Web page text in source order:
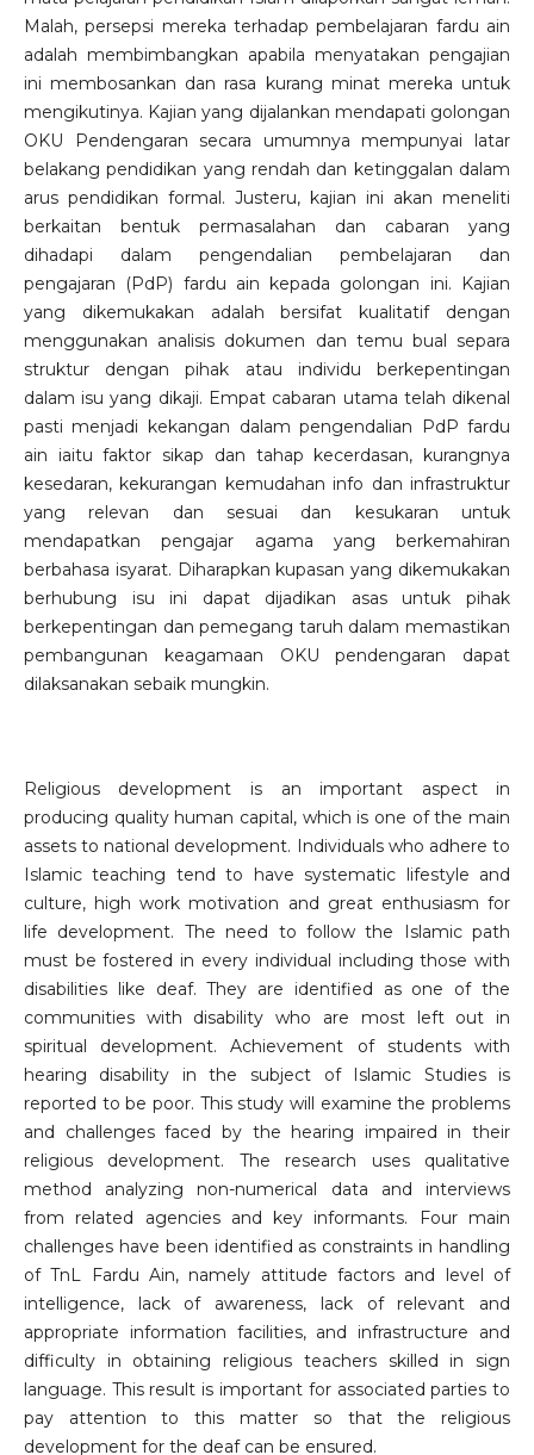
Malah, persepsi mereka terhadap pembelajaran fardu ain
adalah membimbangkan apabila menyatakan pengajian
ini membosankan dan rasa kurang minat mereka untuk
mengikutinya. Kajian yang dijalankan mendapati golongan
OKU Pendengaran secara umumnya mempunyai latar
belakang pendidikan yang rendah dan ketinggalan dalam
arus pendidikan formal. Justeru, kajian ini akan meneliti
berkaitan bentuk permasalahan dan cabaran yang
dihadapi dalam pengendalian pembelajaran dan
pengajaran (PdP) fardu ain kepada golongan ini. Kajian
yang dikemukakan adalah bersifat kualitatif dengan
menggunakan analisis dokumen dan temu bual separa
struktur dengan pihak atau individu berkepentingan
dalam isu yang dikaji. Empat cabaran utama telah dikenal
pasti menjadi kekangan dalam pengendalian PdP fardu
ain iaitu faktor sikap dan tahap kecerdasan, kurangnya
kesedaran, kekurangan kemudahan info dan infrastruktur
yang relevan dan sesuai dan kesukaran untuk
mendapatkan pengajar agama yang berkemahiran
berbahasa isyarat. Diharapkan kupasan yang dikemukakan
berhubung isu ini dapat dijadikan asas untuk pihak
berkepentingan dan pemegang taruh dalam memastikan
pembangunan keagamaan OKU pendengaran dapat
dilaksanakan sebaik mungkin.
Religious development is an important aspect in
producing quality human capital, which is one of the main
assets to national development. Individuals who adhere to
Islamic teaching tend to have systematic lifestyle and
culture, high work motivation and great enthusiasm for
life development. The need to follow the Islamic path
must be fostered in every individual including those with
disabilities like deaf. They are identified as one of the
communities with disability who are most left out in
spiritual development. Achievement of students with
hearing disability in the subject of Islamic Studies is
reported to be poor. This study will examine the problems
and challenges faced by the hearing impaired in their
religious development. The research uses qualitative
method analyzing non-numerical data and interviews
from related agencies and key informants. Four main
challenges have been identified as constraints in handling
of TnL Fardu Ain, namely attitude factors and level of
intelligence, lack of awareness, lack of relevant and
appropriate information facilities, and infrastructure and
difficulty in obtaining religious teachers skilled in sign
language. This result is important for associated parties to
pay attention to this matter so that the religious
development for the deaf can be ensured.